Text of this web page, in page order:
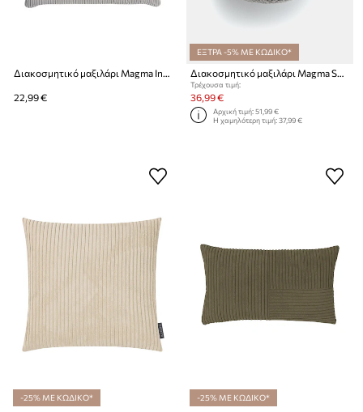
22,99 €
ΕΞΤΡΑ -5% ΜΕ ΚΩΔΙΚΟ*
Τρέχουσα τιμή:
36,99 €
Αρχική τιμή:51,99 €
Η χαμηλότερη τιμή:37,99 €
-25% ΜΕ ΚΩΔΙΚΟ* -25% ΜΕ ΚΩΔΙΚΟ*